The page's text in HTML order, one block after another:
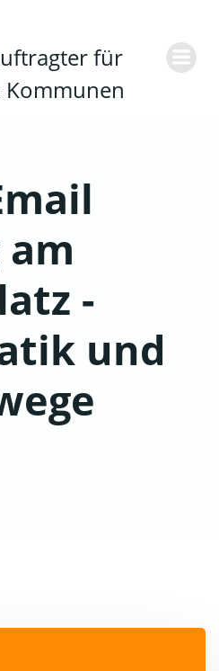
springen
für
-
und